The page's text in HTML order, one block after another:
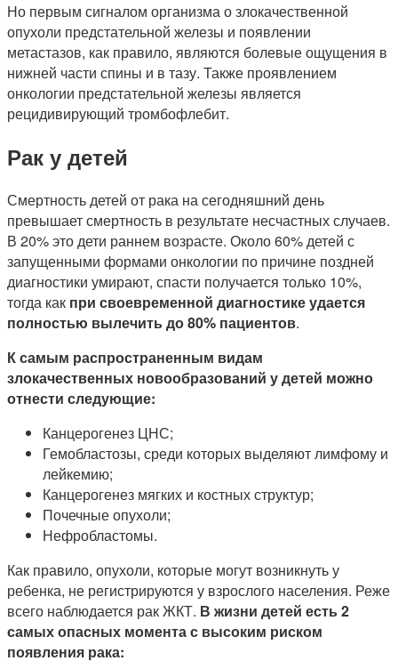
Но первым сигналом организма о злокачественной
опухоли предстательной железы и появлении
метастазов, как правило, являются болевые ощущения в
нижней части спины и в тазу. Также проявлением
онкологии предстательной железы является
рецидивирующий тромбофлебит.
Рак у детей
Смертность детей от рака на сегодняшний день
превышает смертность в результате несчастных случаев.
В 20% это дети раннем возрасте. Около 60% детей с
запущенными формами онкологии по причине поздней
диагностики умирают, спасти получается только 10%,
тогда как при своевременной диагностике удается
полностью вылечить до 80% пациентов.
К самым распространенным видам
злокачественных новообразований у детей можно
отнести следующие:
Канцерогенез ЦНС;
Гемобластозы, среди которых выделяют лимфому и
лейкемию;
Канцерогенез мягких и костных структур;
Почечные опухоли;
Нефробластомы.
Как правило, опухоли, которые могут возникнуть у
ребенка, не регистрируются у взрослого населения. Реже
всего наблюдается рак ЖКТ. В жизни детей есть 2
самых опасных момента с высоким риском
появления рака: